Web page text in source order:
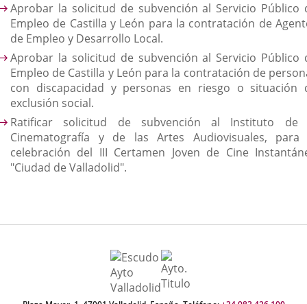
Aprobar la solicitud de subvención al Servicio Público
Empleo de Castilla y León para la contratación de
de Empleo y Desarrollo Local.
Aprobar la solicitud de subvención al Servicio Público
Empleo de Castilla y León para la contratación de
con discapacidad y personas en riesgo o situación
exclusión social.
Ratificar solicitud de subvención al Instituto de
Cinematografía y de las Artes Audiovisuales, para
celebración del III Certamen Joven de Cine
"Ciudad de Valladolid".